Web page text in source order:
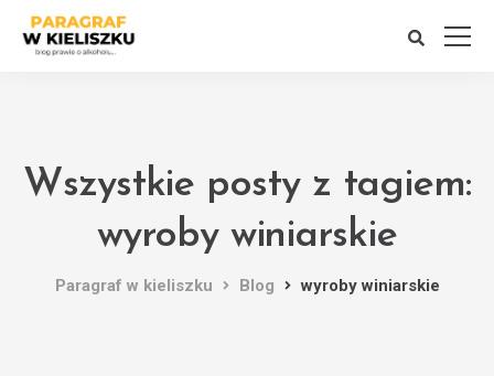
Wszystkie posty z tagiem:
wyroby winiarskie
Paragraf w kieliszku Blog wyroby winiarskie